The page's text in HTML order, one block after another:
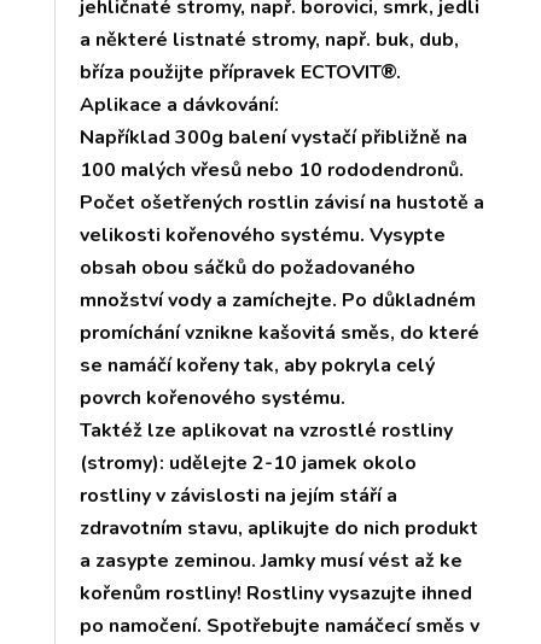
jehličnaté stromy, např. borovici, smrk, jedli
a některé listnaté stromy, např. buk, dub,
bříza použijte přípravek ECTOVIT®.
Aplikace a dávkování:
Například 300g balení vystačí přibližně na
100 malých vřesů nebo 10 rododendronů.
Počet ošetřených rostlin závisí na hustotě a
velikosti kořenového systému. Vysypte
obsah obou sáčků do požadovaného
množství vody a zamíchejte. Po důkladném
promíchání vznikne kašovitá směs, do které
se namáčí kořeny tak, aby pokryla celý
povrch kořenového systému.
Taktéž lze aplikovat na vzrostlé rostliny
(stromy): udělejte 2-10 jamek okolo
rostliny v závislosti na jejím stáří a
zdravotním stavu, aplikujte do nich produkt
a zasypte zeminou. Jamky musí vést až ke
kořenům rostliny! Rostliny vysazujte ihned
po namočení. Spotřebujte namáčecí směs v